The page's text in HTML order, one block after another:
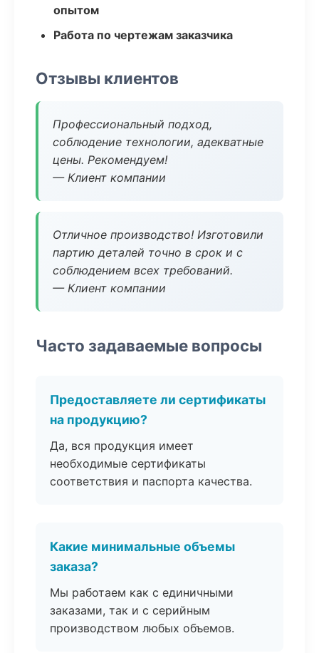
опытом
Работа по чертежам заказчика
Отзывы клиентов
Профессиональный подход,
соблюдение технологии, адекватные
цены. Рекомендуем!
— Клиент компании
Отличное производство! Изготовили
партию деталей точно в срок и с
соблюдением всех требований.
— Клиент компании
Часто задаваемые вопросы
Предоставляете ли сертификаты
на продукцию?
Да, вся продукция имеет
необходимые сертификаты
соответствия и паспорта качества.
Какие минимальные объемы
заказа?
Мы работаем как с единичными
заказами, так и с серийным
производством любых объемов.